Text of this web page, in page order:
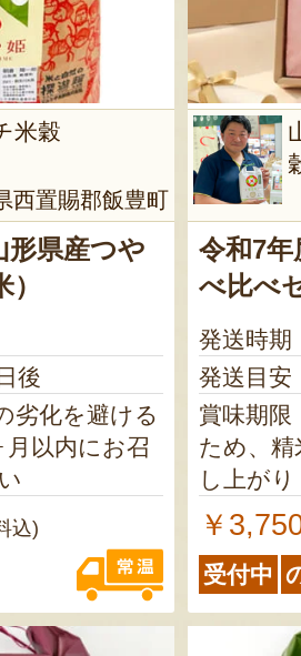
米穀
西置賜郡飯豊町
形県産つや
後
劣化を避ける
以内にお召
込)
令和7年
べ比べ
発送時期
発送目安
賞味期限
ため、
し上が
￥
受付中